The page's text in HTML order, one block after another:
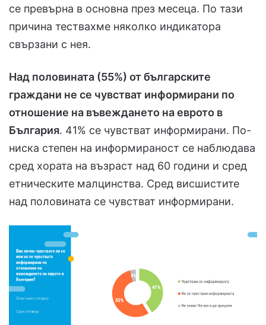
се превърна в основна през месеца. По тази
причина тествахме няколко индикатора
свързани с нея.
Над половината (55%) от българските
граждани не се чувстват информирани по
отношение на въвеждането на еврото в
България. 41% се чувстват информирани. По-
ниска степен на информираност се наблюдава
сред хората на възраст над 60 години и сред
етническите малцинства. Сред висшистите
над половината се чувстват информирани.